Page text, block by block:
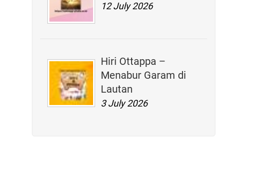
12 July 2026
Hiri Ottappa –
Menabur Garam di
Lautan
3 July 2026